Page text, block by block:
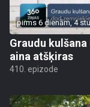
pirms 6 dienām, 4
Graudu
aina atšķiras
410. epizode